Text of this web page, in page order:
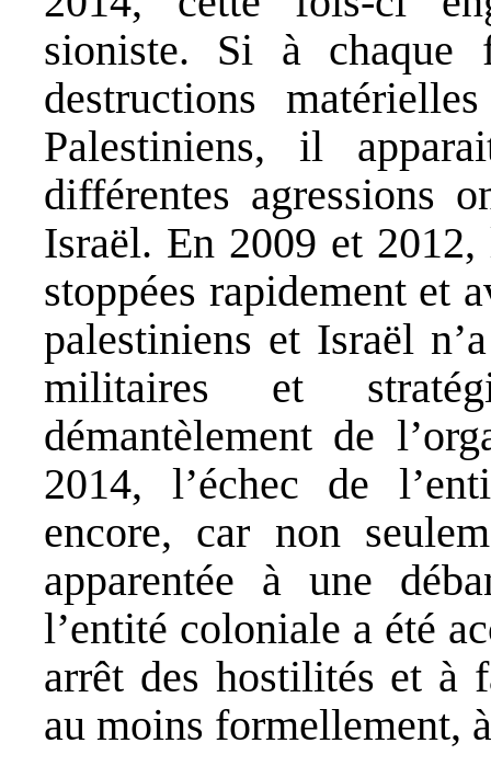
sioniste. Si à
destructions
Palestiniens, il
différentes agressions
Israël. En 2009 et
stoppées rapidement et
palestiniens et Israël
militaires et
démantèlement de
2014, l’échec de
encore, car non
apparentée à une
l’entité coloniale a été
arrêt des hostilités et à
au moins formellement,